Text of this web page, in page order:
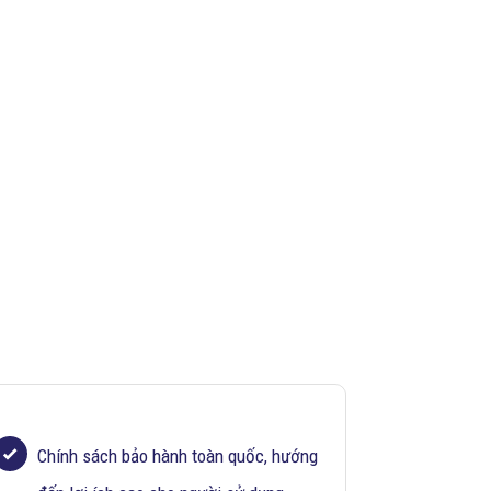
Chính sách bảo hành toàn quốc, hướng